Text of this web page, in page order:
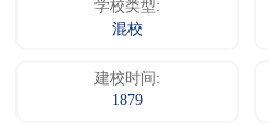
学校类型:
混校
建校时间:
1879